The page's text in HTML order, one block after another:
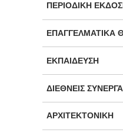
ΠΕΡΙΟΔΙΚΉ
ΕΠΑΓΓΕΛΜΑΤΙΚΆ
ΕΚΠΑΊΔΕΥΣΗ
ΔΙΕΘΝΕΊΣ
ΑΡΧΙΤΕΚΤΟΝΙΚΉ